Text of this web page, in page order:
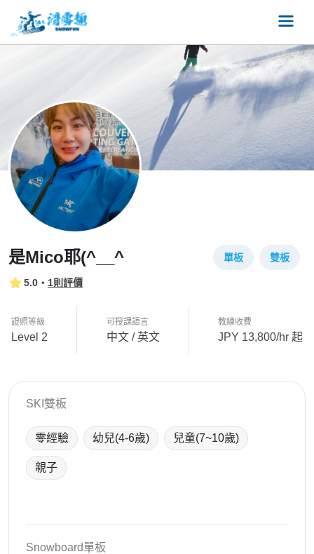
是Mico耶(^__^ 單板 雙板
5.0 ・ 1則評價
證照等級
Level 2
可授課語言
中文 / 英文
教練收費
JPY 13,800/hr 起
SKI雙板
零經驗 幼兒(4-6歲) 兒童(7~10歲)
親子
Snowboard單板